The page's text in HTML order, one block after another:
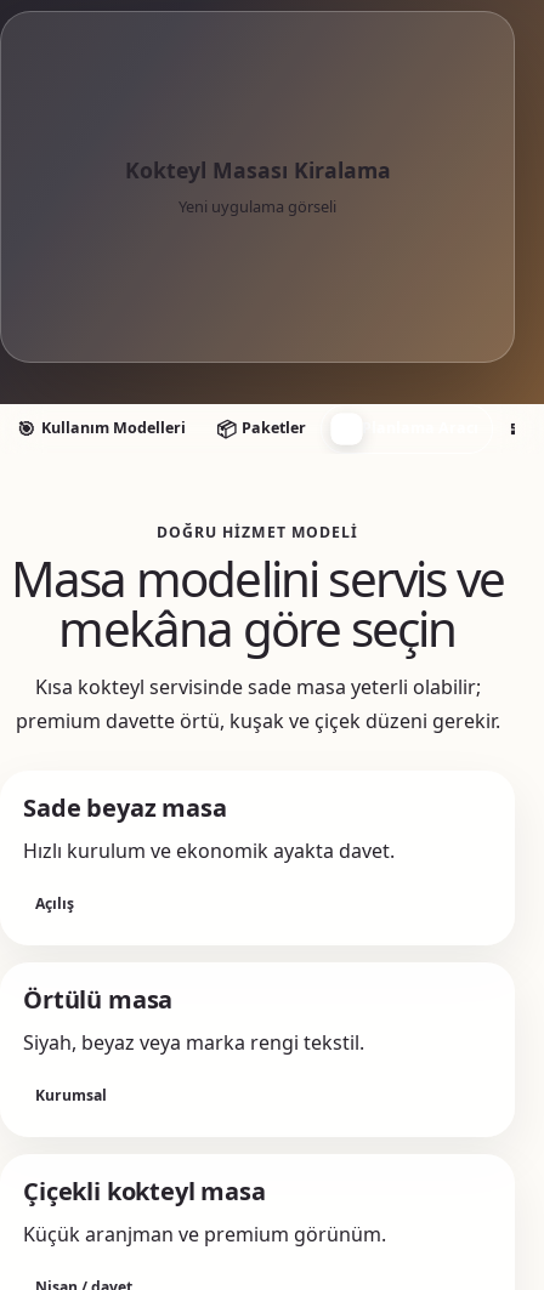
Kokteyl Masası Kiralama
Yeni uygulama görseli
🎯 Kullanım Modelleri 📦 Paketler 🧩
DOĞRU HIZMET MODELI
Masa modelini servis ve
mekâna göre seçin
Kısa kokteyl servisinde sade masa yeterli olabilir;
premium davette örtü, kuşak ve çiçek düzeni gerekir.
Sade beyaz masa
Hızlı kurulum ve ekonomik ayakta davet.
Açılış
Örtülü masa
Siyah, beyaz veya marka rengi tekstil.
Kurumsal
Çiçekli kokteyl masa
Küçük aranjman ve premium görünüm.